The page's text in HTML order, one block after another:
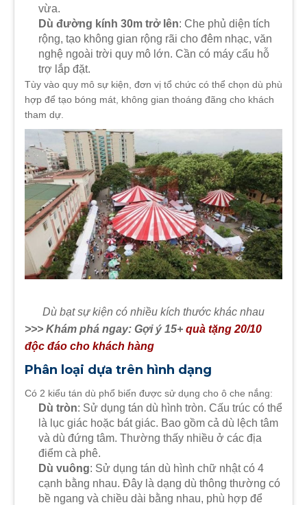
vừa.
Dù đường kính 30m trở lên: Che phủ diện tích
rộng, tạo không gian rộng rãi cho đêm nhạc, văn
nghệ ngoài trời quy mô lớn. Cần có máy cẩu hỗ
trợ lắp đặt.
Tùy vào quy mô sự kiện, đơn vị tổ chức có thể chọn dù phù
hợp để tạo bóng mát, không gian thoáng đãng cho khách
tham dự.
Dù bạt sự kiện có nhiều kích thước khác nhau
>>> Khám phá ngay: Gợi ý 15+ quà tặng 20/10
độc đáo cho khách hàng
Phân loại dựa trên hình dạng
Có 2 kiểu tán dù phổ biến được sử dụng cho ô che nắng:
Dù tròn: Sử dụng tán dù hình tròn. Cấu trúc có thể
là lục giác hoặc bát giác. Bao gồm cả dù lệch tâm
và dù đứng tâm. Thường thấy nhiều ở các địa
điểm cà phê.
Dù vuông: Sử dụng tán dù hình chữ nhật có 4
cạnh bằng nhau. Đây là dạng dù thông thường có
bề ngang và chiều dài bằng nhau, phù hợp để